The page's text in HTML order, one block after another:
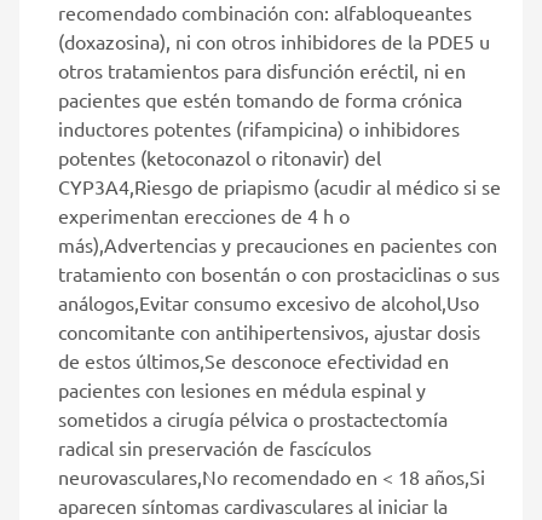
recomendado combinación con: alfabloqueantes
(doxazosina), ni con otros inhibidores de la PDE5 u
otros tratamientos para disfunción eréctil, ni en
pacientes que estén tomando de forma crónica
inductores potentes (rifampicina) o inhibidores
potentes (ketoconazol o ritonavir) del
CYP3A4,Riesgo de priapismo (acudir al médico si se
experimentan erecciones de 4 h o
más),Advertencias y precauciones en pacientes con
tratamiento con bosentán o con prostaciclinas o sus
análogos,Evitar consumo excesivo de alcohol,Uso
concomitante con antihipertensivos, ajustar dosis
de estos últimos,Se desconoce efectividad en
pacientes con lesiones en médula espinal y
sometidos a cirugía pélvica o prostactectomía
radical sin preservación de fascículos
neurovasculares,No recomendado en < 18 años,Si
aparecen síntomas cardivasculares al iniciar la